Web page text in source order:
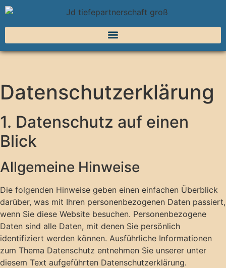
Datenschutz­erklärung
1. Datenschutz auf einen
Blick
Allgemeine Hinweise
Die folgenden Hinweise geben einen einfachen Überblick
darüber, was mit Ihren personenbezogenen Daten passiert,
wenn Sie diese Website besuchen. Personenbezogene
Daten sind alle Daten, mit denen Sie persönlich
identifiziert werden können. Ausführliche Informationen
zum Thema Datenschutz entnehmen Sie unserer unter
diesem Text aufgeführten Datenschutzerklärung.